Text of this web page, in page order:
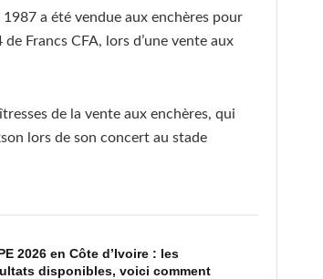
a été vendue aux enchères pour
Francs CFA, lors d’une vente aux
de la vente aux enchères, qui
lors de son concert au stade
2026 en Côte d’Ivoire : les
disponibles, voici comment